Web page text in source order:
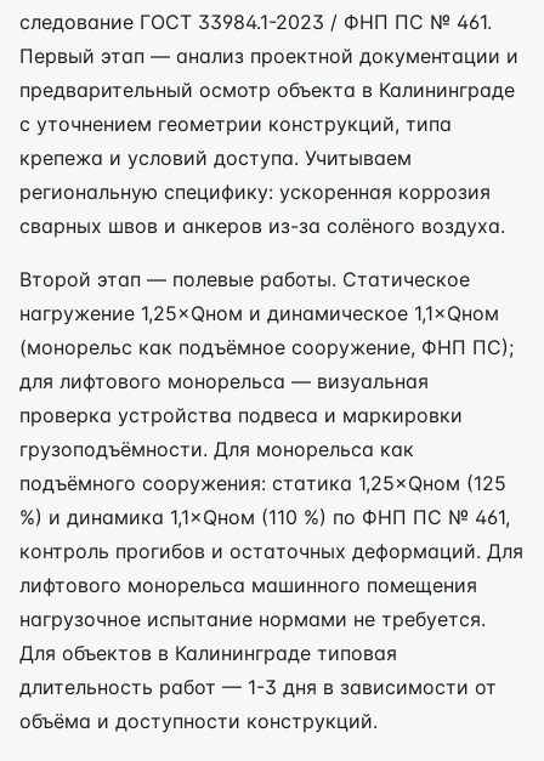
следование ГОСТ 33984.1-2023 / ФНП ПС № 461.
Первый этап — анализ проектной документации и
предварительный осмотр объекта в Калининграде
с уточнением геометрии конструкций, типа
крепежа и условий доступа. Учитываем
региональную специфику: ускоренная коррозия
сварных швов и анкеров из-за солёного воздуха.
Второй этап — полевые работы. Статическое
нагружение 1,25×Qном и динамическое 1,1×Qном
(монорельс как подъёмное сооружение, ФНП ПС);
для лифтового монорельса — визуальная
проверка устройства подвеса и маркировки
грузоподъёмности. Для монорельса как
подъёмного сооружения: статика 1,25×Qном (125
%) и динамика 1,1×Qном (110 %) по ФНП ПС № 461,
контроль прогибов и остаточных деформаций. Для
лифтового монорельса машинного помещения
нагрузочное испытание нормами не требуется.
Для объектов в Калининграде типовая
длительность работ — 1-3 дня в зависимости от
объёма и доступности конструкций.